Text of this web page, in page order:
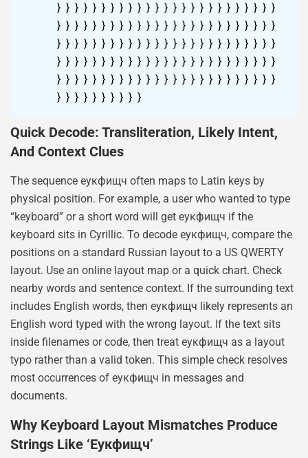
Quick Decode: Transliteration, Likely Intent,
And Context Clues
The sequence еукфищч often maps to Latin keys by
physical position. For example, a user who wanted to type
“keyboard” or a short word will get еукфищч if the
keyboard sits in Cyrillic. To decode еукфищч, compare the
positions on a standard Russian layout to a US QWERTY
layout. Use an online layout map or a quick chart. Check
nearby words and sentence context. If the surrounding text
includes English words, then еукфищч likely represents an
English word typed with the wrong layout. If the text sits
inside filenames or code, then treat еукфищч as a layout
typo rather than a valid token. This simple check resolves
most occurrences of еукфищч in messages and
documents.
Why Keyboard Layout Mismatches Produce
Strings Like ‘еукфищч’